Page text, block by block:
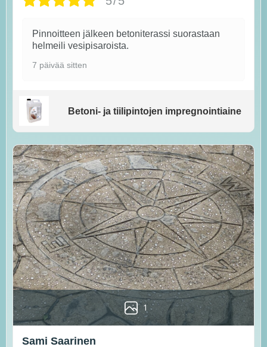
Pinnoitteen jälkeen betoniterassi suorastaan
helmeili vesipisaroista.
7 päivää sitten
Betoni- ja tiilipintojen impregnointiaine
1
Sami Saarinen